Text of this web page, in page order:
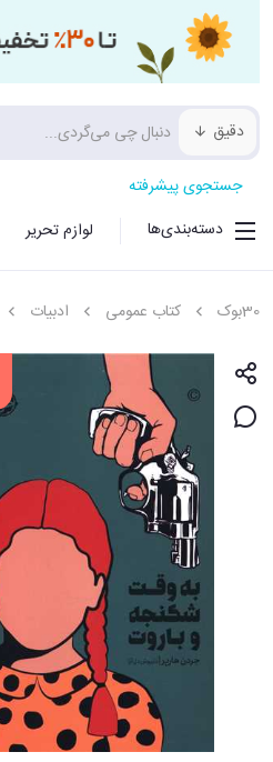
دقیق
جستجوی پیشرفته
دسته‌بندی‌ها
لوازم تحریر
30بوک کتاب عمومی ادبیات